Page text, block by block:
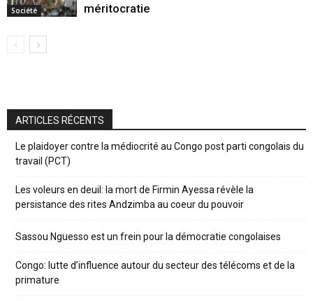
Société
méritocratie
ARTICLES RÉCENTS
Le plaidoyer contre la médiocrité au Congo post parti congolais du
travail (PCT)
Les voleurs en deuil: la mort de Firmin Ayessa révèle la
persistance des rites Andzimba au coeur du pouvoir
Sassou Nguesso est un frein pour la démocratie congolaises
Congo: lutte d’influence autour du secteur des télécoms et de la
primature